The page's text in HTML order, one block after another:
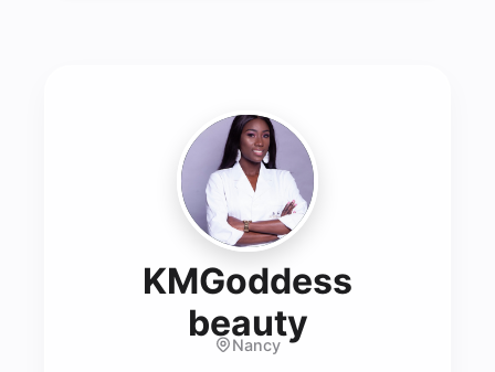
KMGoddess
beauty- Lash
Nancy